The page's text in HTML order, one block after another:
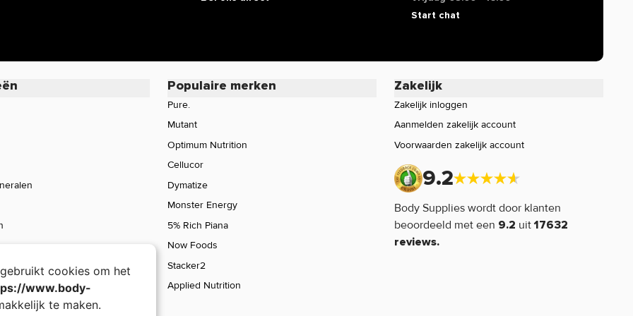
we daarom veelal niet delen. Zo
cafeïne, terwijl de werking van koffie bij
of wil je meer informatie over de
voor een persoonlijk advies.
Start chat
Populaire merken
Pure.
Mutant
Optimum Nutrition
Cellucor
Dymatize
Monster Energy
5% Rich Piana
Now Foods
Stacker2
Applied Nutrition
Zakelijk
Zakelijk inloggen
Aanmelden zakelijk account
Voorwaarden zakelijk account
9.2
Body Supplies wordt door klanten
beoordeeld met een 9.2 uit17632
reviews.
cookies om het
www.body-
te maken.